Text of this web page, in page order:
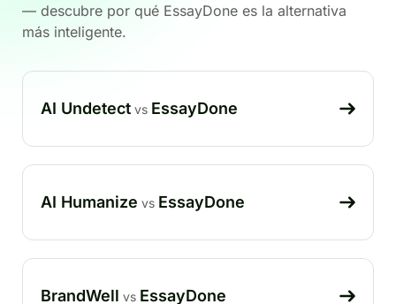
— descubre por qué EssayDone es la alternativa
más inteligente.
AI Undetect vs EssayDone
AI Humanize vs EssayDone
BrandWell vs EssayDone